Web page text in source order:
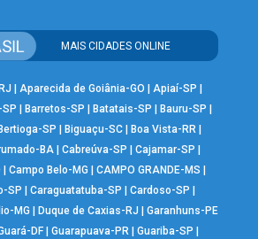
MAIS CIDADES ONLINE
Aparecida de Goiânia-GO Apiaí-SP
Barretos-SP Batatais-SP Bauru-SP
Bertioga-SP Biguaçu-SC Boa Vista-RR
BA| Cabreúva-SP Cajamar-SP
|Campo Belo-MG |CAMPO GRANDE-MS
SP
Caraguatatuba-SP Cardoso-SP
MG Duque de Caxias-RJ
Garanhuns-PE
DF| Guarapuava-PR| Guariba-SP